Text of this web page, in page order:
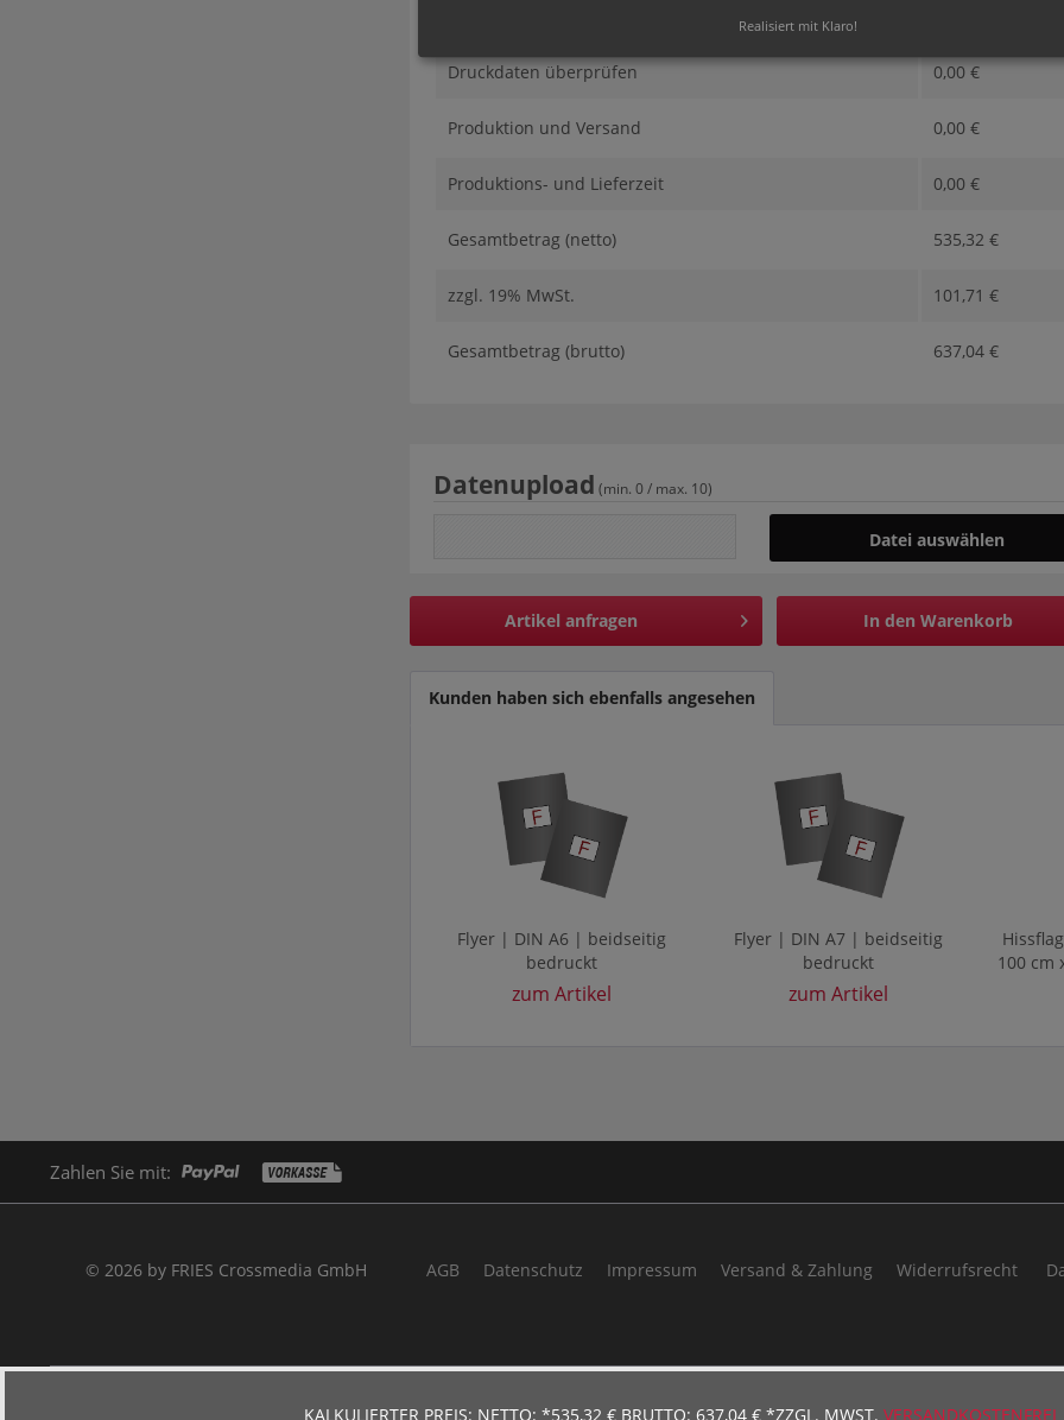
Druckdaten überprüfen 0,00 €
Produktion und Versand 0,00 €
Produktions- und Lieferzeit 0,00 €
Gesamtbetrag (netto) 535,32 €
zzgl. 19% MwSt. 101,71 €
Gesamtbetrag (brutto) 637,04 €
Datenupload (min. 0 / max. 10)
Datei auswählen
Artikel anfragen In den Warenkorb
Kunden haben sich ebenfalls angesehen
Flyer | DIN A6 | beidseitig
bedruckt
zum Artikel
Flyer | DIN A7 | beidseitig
bedruckt
zum Artikel
100 cm
Zahlen Sie mit:
© 2026 by FRIES Crossmedia GmbH AGB Datenschutz Impressum Versand & Zahlung Widerrufsrecht
KALKULIERTER PREIS: NETTO: *535,32 € BRUTTO: 637,04 € *ZZGL. MWST. VERSANDKOSTENFREI
Realisiert mit Klaro!